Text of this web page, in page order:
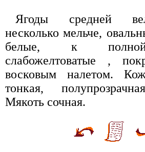
Ягоды средней
несколько мельче,
белые, к полной
слабожелтоватые ,
восковым налетом.
тонкая,
Мякоть сочная.